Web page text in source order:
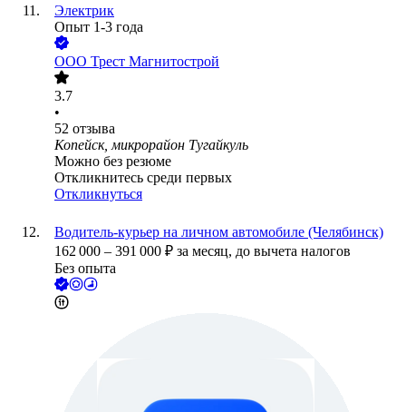
Электрик
Опыт 1-3 года
ООО Трест Магнитострой
3.7
•
52 отзыва
Копейск, микрорайон Тугайкуль
Можно без резюме
Откликнитесь среди первых
Откликнуться
Водитель-курьер на личном автомобиле (Челябинск)
162 000 – 391 000 ₽ за месяц, до вычета налогов
Без опыта